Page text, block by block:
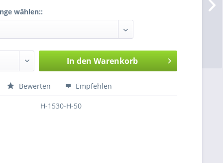
wählen::
In den Warenkorb
Bewerten Empfehlen
H-1530-H-50